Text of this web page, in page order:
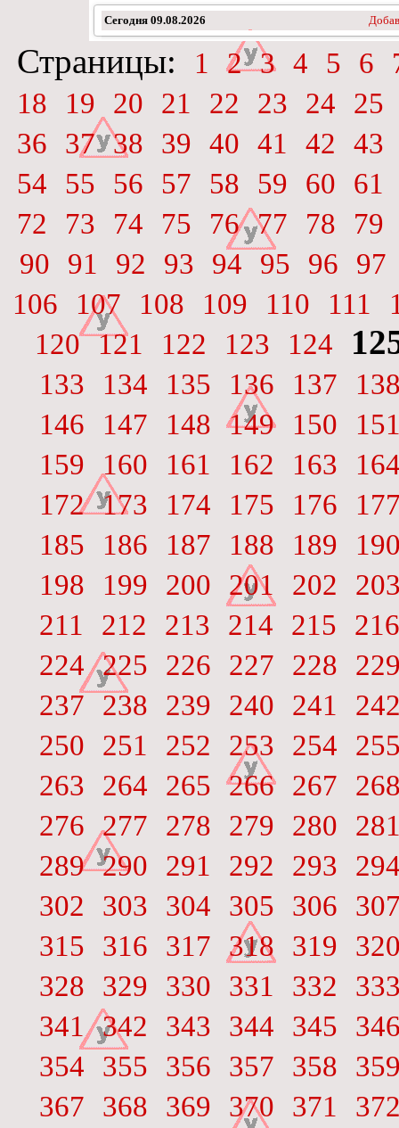
Сегодня 09.08.2026
Страницы: 1 2 3 4 5 6
18
19 20 21 22 23 24
25
36
37 38 39 40 41 42
43
54
55 56 57 58 59 60
61
72
73 74 75 76 77 78
79
90
91 92 93 94 95 96
97
106
107 108 109 110 111
120 121 122 123 124
133 134 135 136 137
146
147 148 149 150
159
160 161 162 163
172 173 174 175 176
185
186 187 188 189
198
199 200 201 202
211
212 213 214 215
216
224 225 226 227 228
237
238 239 240 241
250
251 252 253 254
263
264 265 266 267
276 277 278 279 280
289 290 291 292 293
302
303 304 305 306
315
316 317 318 319
328
329 330 331 332
341
342 343 344 345
354
355 356 357 358
367
368 369 370 371